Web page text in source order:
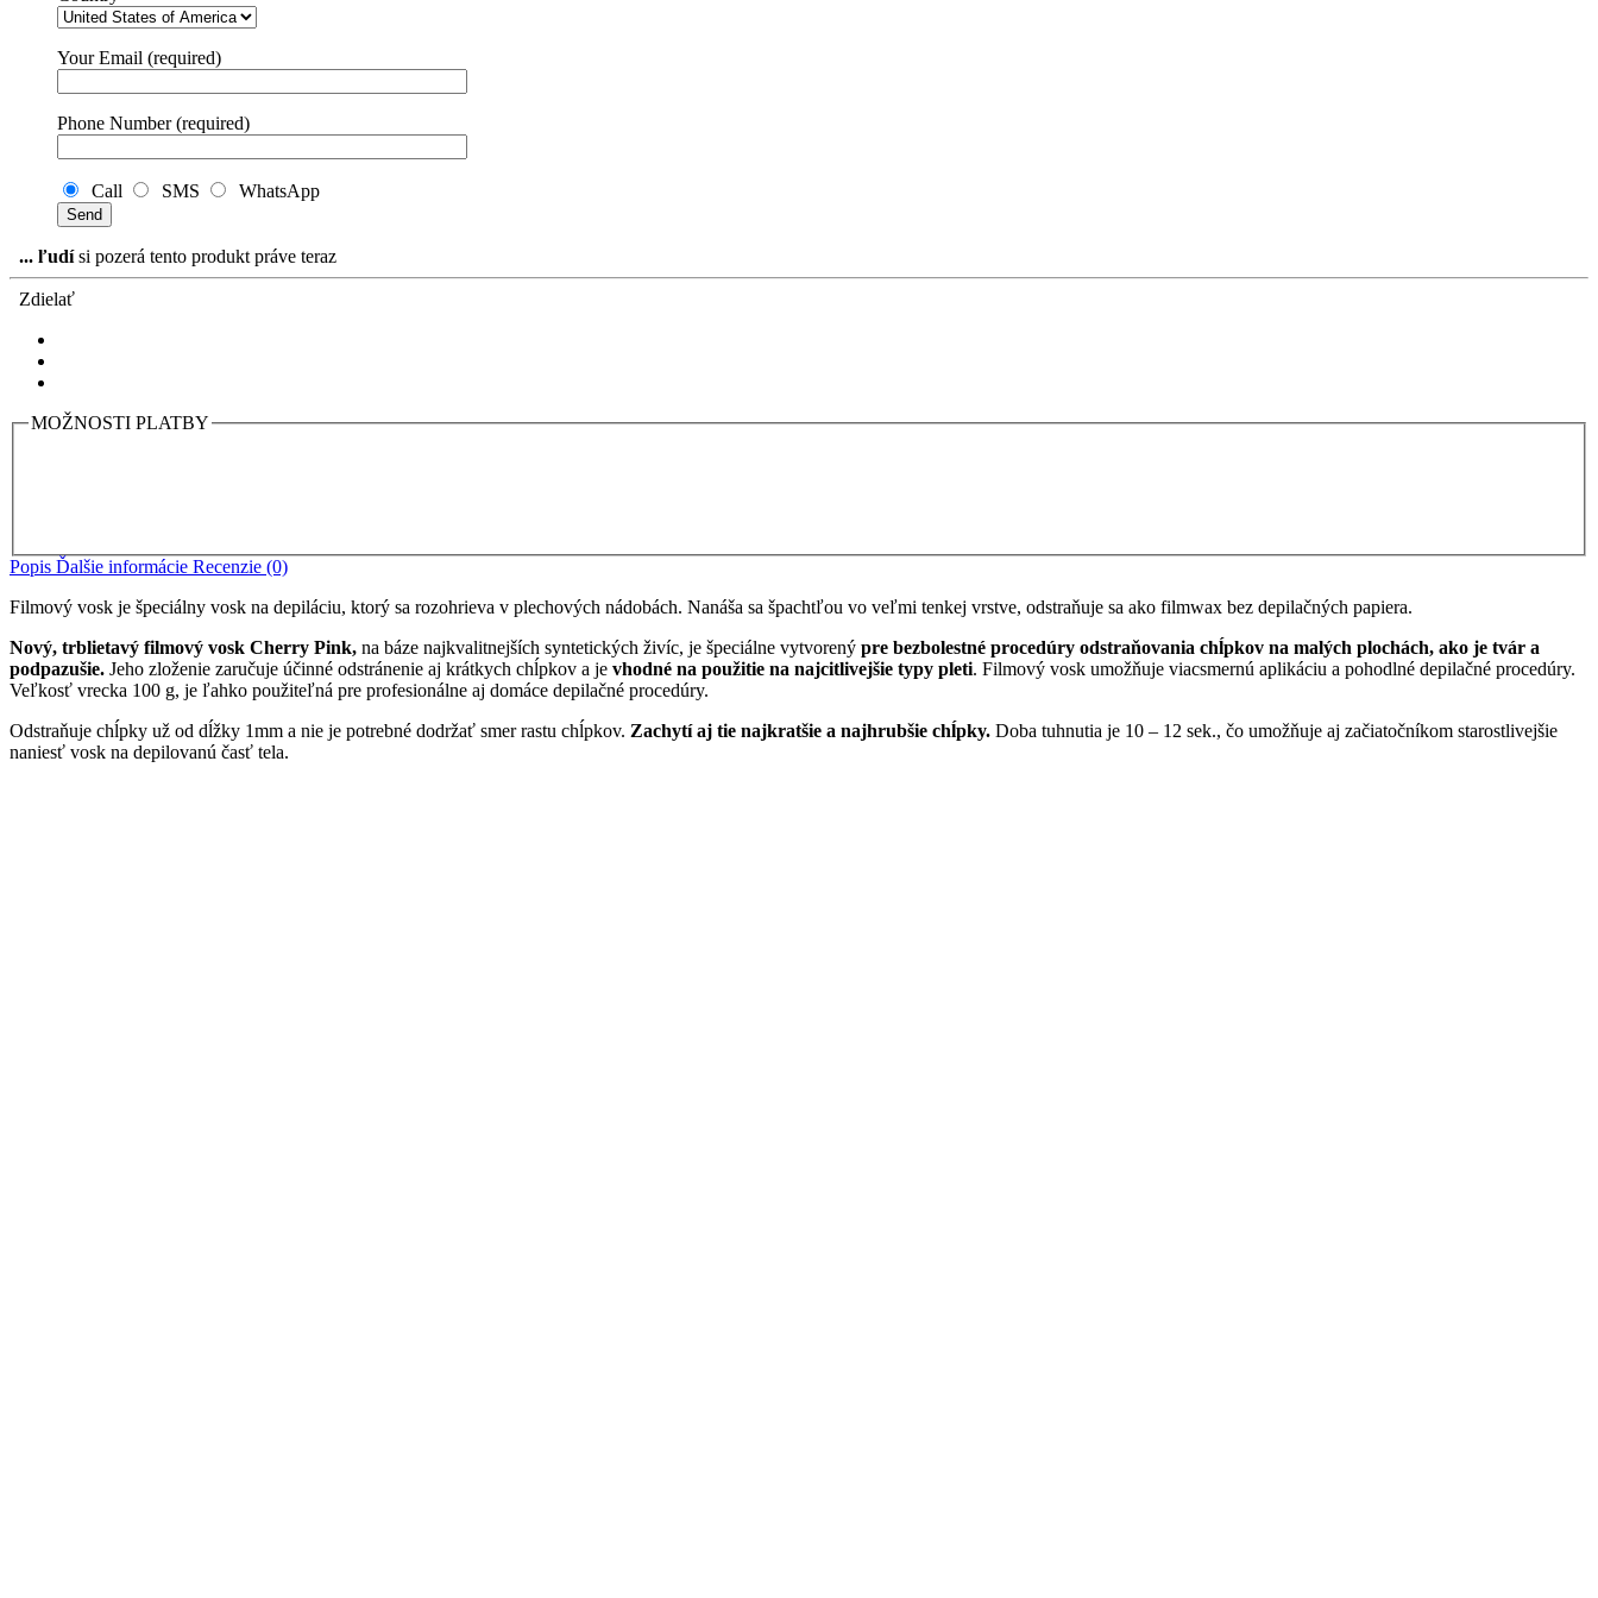
Your Email (required)
Phone Number (required)
Call SMS WhatsApp
... ľudísi pozerá tento produkt práve teraz
Zdielať
MOŽNOSTI PLATBY
Popis Ďalšie informácie Recenzie (0)
Filmový vosk je špeciálny vosk na depiláciu, ktorý sa rozohrieva v plechových nádobách. Nanáša sa špachtľou vo veľmi tenkej vrstve, odstraňuje sa ako filmwax bez depilačných papiera.
Nový, trblietavý filmový vosk Cherry Pink, na báze najkvalitnejších syntetických živíc, je špeciálne vytvorený pre bezbolestné procedúry odstraňovania chĺpkov na malých plochách, ako je tvár a
podpazušie. Jeho zloženie zaručuje účinné odstránenie aj krátkych chĺpkov a je vhodné na použitie na najcitlivejšie typy pleti. Filmový vosk umožňuje viacsmernú aplikáciu a pohodlné depilačné procedúry.
Veľkosť vrecka 100 g, je ľahko použiteľná pre profesionálne aj domáce depilačné procedúry.
Odstraňuje chĺpky už od dĺžky 1mm a nie je potrebné dodržať smer rastu chĺpkov. Zachytí aj tie najkratšie a najhrubšie chĺpky. Doba tuhnutia je 10 – 12 sek., čo umožňuje aj začiatočníkom starostlivejšie
naniesť vosk na depilovanú časť tela.